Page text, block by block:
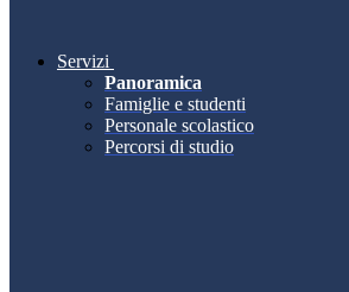
Servizi
Panoramica
Famiglie e studenti
Personale scolastico
Percorsi di studio